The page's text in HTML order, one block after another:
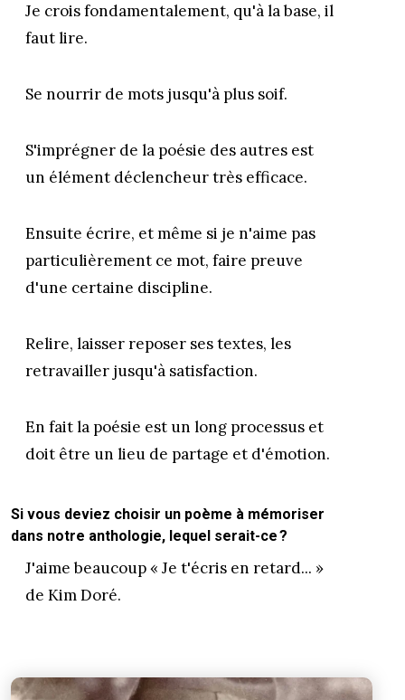
Je crois fondamentalement, qu'à la base, il
faut lire.
Se nourrir de mots jusqu'à plus soif.
S'imprégner de la poésie des autres est
un élément déclencheur très efficace.
Ensuite écrire, et même si je n'aime pas
particulièrement ce mot, faire preuve
d'une certaine discipline.
Relire, laisser reposer ses textes, les
retravailler jusqu'à satisfaction.
En fait la poésie est un long processus et
doit être un lieu de partage et d'émotion.
Si vous deviez choisir un poème à mémoriser
dans notre anthologie, lequel serait-ce ?
J'aime beaucoup « Je t'écris en retard... »
de Kim Doré.